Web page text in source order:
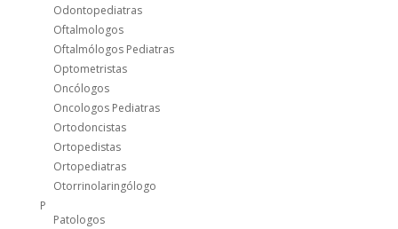
Odontopediatras
Oftalmologos
Oftalmólogos Pediatras
Optometristas
Oncólogos
Oncologos Pediatras
Ortodoncistas
Ortopedistas
Ortopediatras
Otorrinolaringólogo
P
Patologos